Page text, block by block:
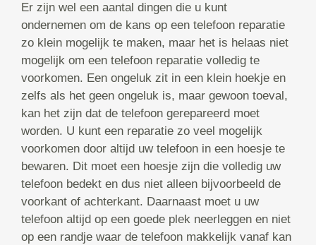
Er zijn wel een aantal dingen die u kunt
ondernemen om de kans op een telefoon reparatie
zo klein mogelijk te maken, maar het is helaas niet
mogelijk om een telefoon reparatie volledig te
voorkomen. Een ongeluk zit in een klein hoekje en
zelfs als het geen ongeluk is, maar gewoon toeval,
kan het zijn dat de telefoon gerepareerd moet
worden. U kunt een reparatie zo veel mogelijk
voorkomen door altijd uw telefoon in een hoesje te
bewaren. Dit moet een hoesje zijn die volledig uw
telefoon bedekt en dus niet alleen bijvoorbeeld de
voorkant of achterkant. Daarnaast moet u uw
telefoon altijd op een goede plek neerleggen en niet
op een randje waar de telefoon makkelijk vanaf kan